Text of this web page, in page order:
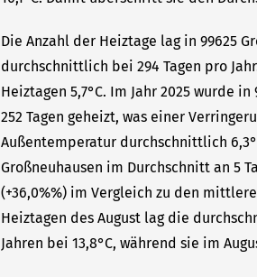
Die Anzahl der Heiztage lag in 99625
durchschnittlich bei 294 Tagen pro
Heiztagen 5,7°C. Im Jahr 2025 wurde
252 Tagen geheizt, was einer
Außentemperatur durchschnittlich
Großneuhausen im Durchschnitt an 5
(+36,0%%) im Vergleich zu den
Heiztagen des August lag die
Jahren bei 13,8°C, während sie im